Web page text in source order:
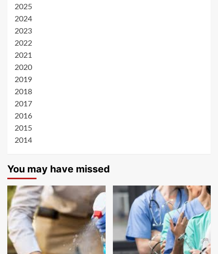
2025
2024
2023
2022
2021
2020
2019
2018
2017
2016
2015
2014
You may have missed